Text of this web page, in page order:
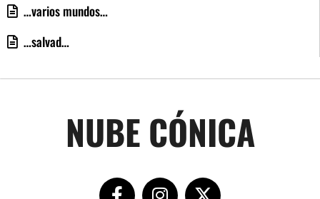
…varios mundos…
…salvad…
NUBE CÓNICA